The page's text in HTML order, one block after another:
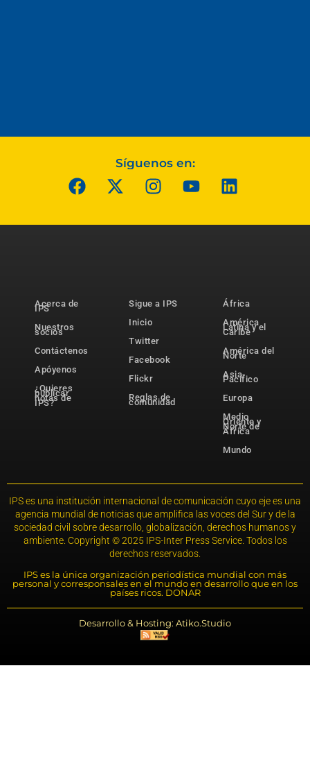
Síguenos en:
Acerca de
IPS
Nuestros
socios
Contáctenos
Apóyenos
¿Quieres
publicar
notas de
IPS?
Sigue a IPS
Inicio
Twitter
Facebook
Flickr
Reglas de
comunidad
África
América
Latina y el
Caribe
América del
Norte
Asia-
Pacífico
Europa
Medio
Oriente y
Norte de
África
Mundo
IPS es una institución internacional de comunicación cuyo eje es una
agencia mundial de noticias que amplifica las voces del Sur y de la
sociedad civil sobre desarrollo, globalización, derechos humanos y
ambiente. Copyright © 2025 IPS-Inter Press Service. Todos los
derechos reservados.
IPS es la única organización periodística mundial con más
personal y corresponsales en el mundo en desarrollo que en los
países ricos. DONAR
Desarrollo & Hosting: Atiko.Studio